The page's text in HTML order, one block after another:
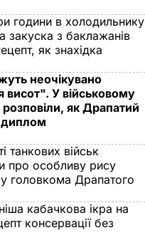
години в холодильнику
закуска з баклажанів
як знахідка
неочікувано
висот". У військовому
розповіли, як Драпатий
танкових військ
про особливу рису
головкома Драпатого
кабачкова ікра на
консервації без